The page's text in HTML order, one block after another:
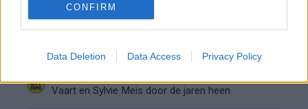
CONFIRM
Data Deletion Data Access Privacy Policy
Dusan Tadic kijkt met bijzondere gevoelens naar
Vaart en Sylvie Meis door de jaren heen